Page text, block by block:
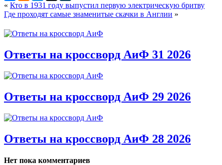
« Кто в 1931 году выпустил первую электрическую бритву
Где проходят самые знаменитые скачки в Англии »
Ответы на кроссворд АиФ 31 2026
Ответы на кроссворд АиФ 29 2026
Ответы на кроссворд АиФ 28 2026
Нет пока комментариев